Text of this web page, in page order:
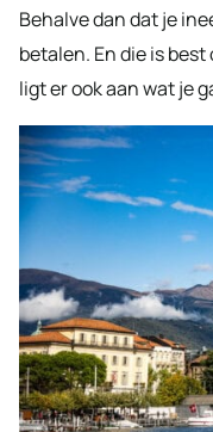
Behalve dan dat je
betalen. En die is
ligt er ook aan wat je